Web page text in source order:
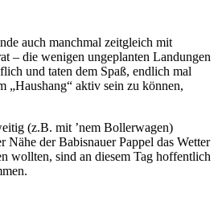
auch manchmal zeitgleich mit
– die wenigen ungeplanten Landungen
und taten dem Spaß, endlich mal
„Haushang“ aktiv sein zu können,
(z.B. mit ’nem Bollerwagen)
Nähe der Babisnauer Pappel das Wetter
wollten, sind an diesem Tag hoffentlich